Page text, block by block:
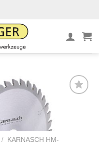
hinzufügen
/
KARNASCH HM-